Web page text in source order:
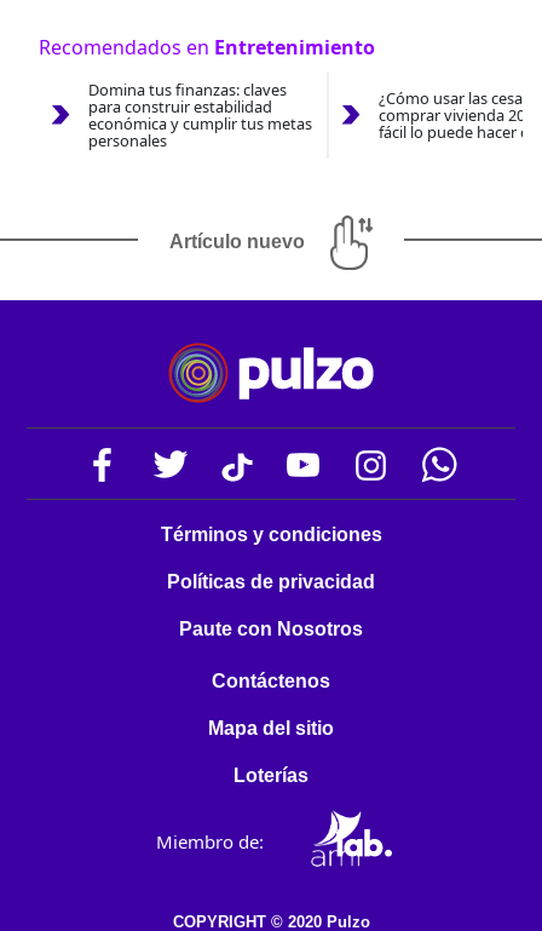
Recomendados en Entretenimiento
Domina tus finanzas: claves
para construir estabilidad
económica y cumplir tus metas
personales
¿Cómo usar las
comprar vivienda
fácil lo puede hacer
Artículo nuevo
Términos y condiciones
Políticas de privacidad
Paute con Nosotros
Contáctenos
Mapa del sitio
Loterías
Miembro de:
COPYRIGHT © 2020 Pulzo